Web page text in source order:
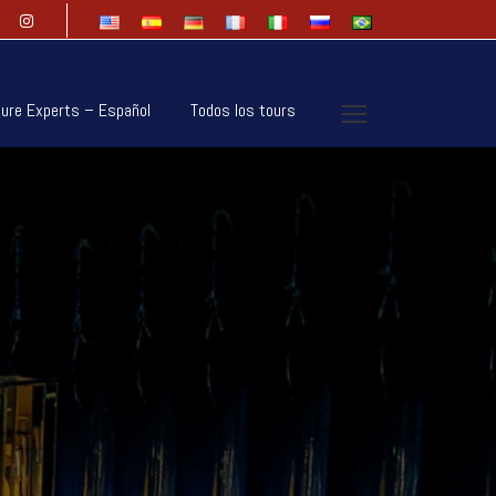
Experts – Español Todos los tours